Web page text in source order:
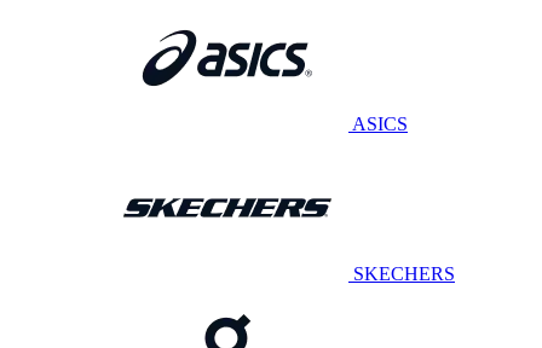
ASICS
SKECHERS